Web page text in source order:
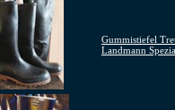
Gummistiefel
Landmann